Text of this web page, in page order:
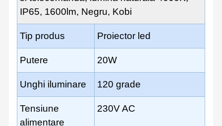
IP65, 1600lm, Negru, Kobi
Tip produs Proiector led
Putere 20W
Unghi iluminare 120 grade
Tensiune
alimentare
230V AC